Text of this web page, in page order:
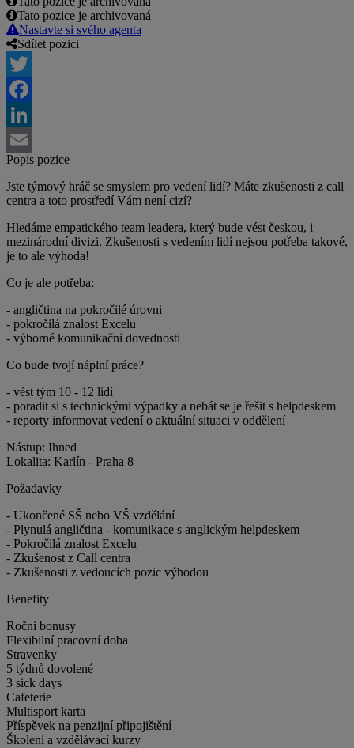
Tato pozice je archivovaná
Nastavte si svého agenta
Sdílet pozici
Twitter
Facebook
LinkedIn
Email
Popis pozice
Jste týmový hráč se smyslem pro vedení lidí? Máte zkušenosti z call
centra a toto prostředí Vám není cizí?
Hledáme empatického team leadera, který bude vést českou, i
mezinárodní divizi. Zkušenosti s vedením lidí nejsou potřeba takové,
je to ale výhoda!
Co je ale potřeba:
- angličtina na pokročilé úrovni
- pokročilá znalost Excelu
- výborné komunikační dovednosti
Co bude tvojí náplní práce?
- vést tým 10 - 12 lidí
- poradit si s technickými výpadky a nebát se je řešit s helpdeskem
- reporty informovat vedení o aktuální situaci v oddělení
Nástup: Ihned
Lokalita: Karlín - Praha 8
Požadavky
- Ukončené SŠ nebo VŠ vzdělání
- Plynulá angličtina - komunikace s anglickým helpdeskem
- Pokročilá znalost Excelu
- Zkušenost z Call centra
- Zkušenosti z vedoucích pozic výhodou
Benefity
Roční bonusy
Flexibilní pracovní doba
Stravenky
5 týdnů dovolené
3 sick days
Cafeterie
Multisport karta
Příspěvek na penzijní připojištění
Školení a vzdělávací kurzy